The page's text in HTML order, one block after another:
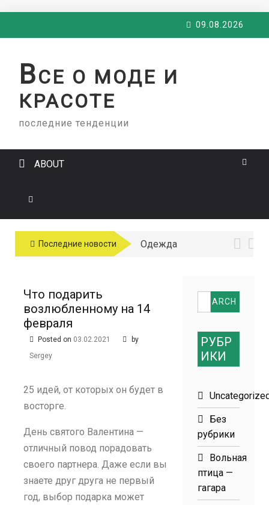
09.08.2026
ВСЕ О МОДЕ И
КРАСОТЕ
последние тенденции
ABOUT
Последние новости
Одежда
Что подарить
возлюбленному на 14
февраля
Posted on 03.02.2021
by
Sergey
25 идей, от которых он будет в
восторге.
День святого Валентина —
отличный повод порадовать
своего партнера. Даже если вы
знаете друг друга не первый
год, выбор подарка может
Search
for:
РУБР
ИКИ
Без
рубрики
Вольная
птица —
гагара